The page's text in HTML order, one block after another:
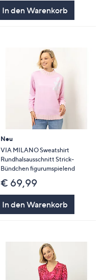
In den Warenkorb
Neu
VIA MILANO Sweatshirt
Rundhalsausschnitt Strick-
Bündchen figurumspielend
€ 69,99
In den Warenkorb